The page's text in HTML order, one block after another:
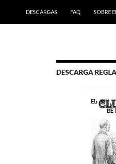
DESCARGAS
FAQ SOBRE
DESCARGA